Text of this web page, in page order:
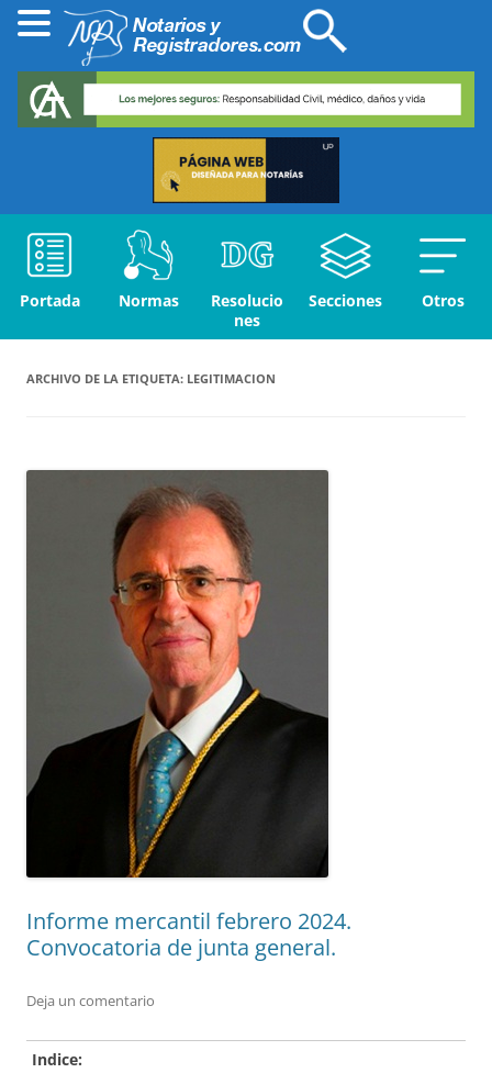
Portada Normas
Resolucio
nes
Secciones Otros
ARCHIVO DE LA ETIQUETA: LEGITIMACION
Informe mercantil febrero 2024.
Convocatoria de junta general.
Deja un comentario
Indice: